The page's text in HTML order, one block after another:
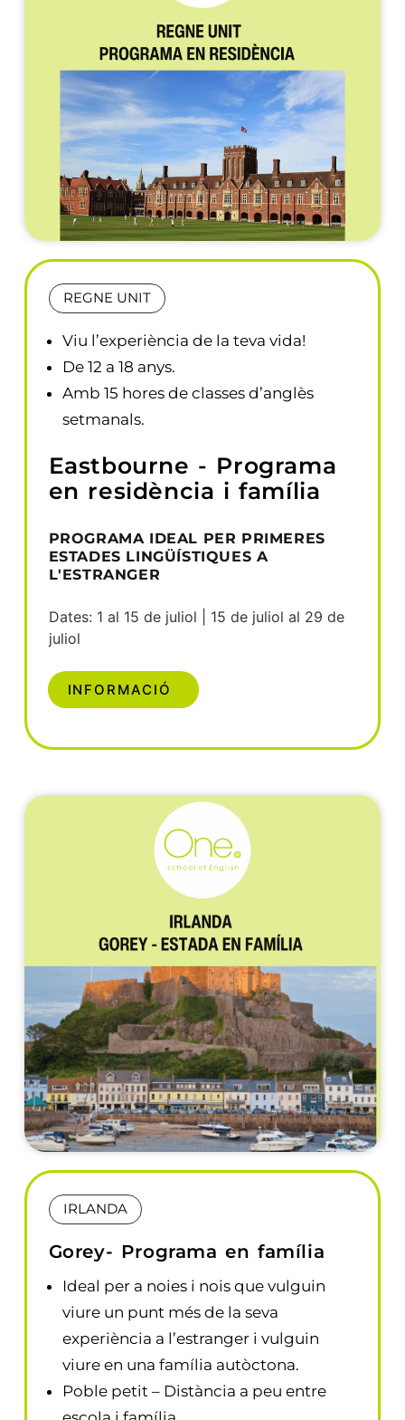
REGNE UNIT
Viu l’experiència de la teva vida!
De 12 a 18 anys.
Amb 15 hores de classes d’anglès
setmanals.
Eastbourne - Programa
en residència i família
PROGRAMA IDEAL PER PRIMERES
ESTADES LINGÜÍSTIQUES A
L'ESTRANGER
Dates: 1 al 15 de juliol | 15 de juliol al 29 de
juliol
INFORMACIÓ
IRLANDA
Gorey- Programa en família
Ideal per a noies i nois que vulguin
viure un punt més de la seva
experiència a l’estranger i vulguin
viure en una família autòctona.
Poble petit – Distància a peu entre